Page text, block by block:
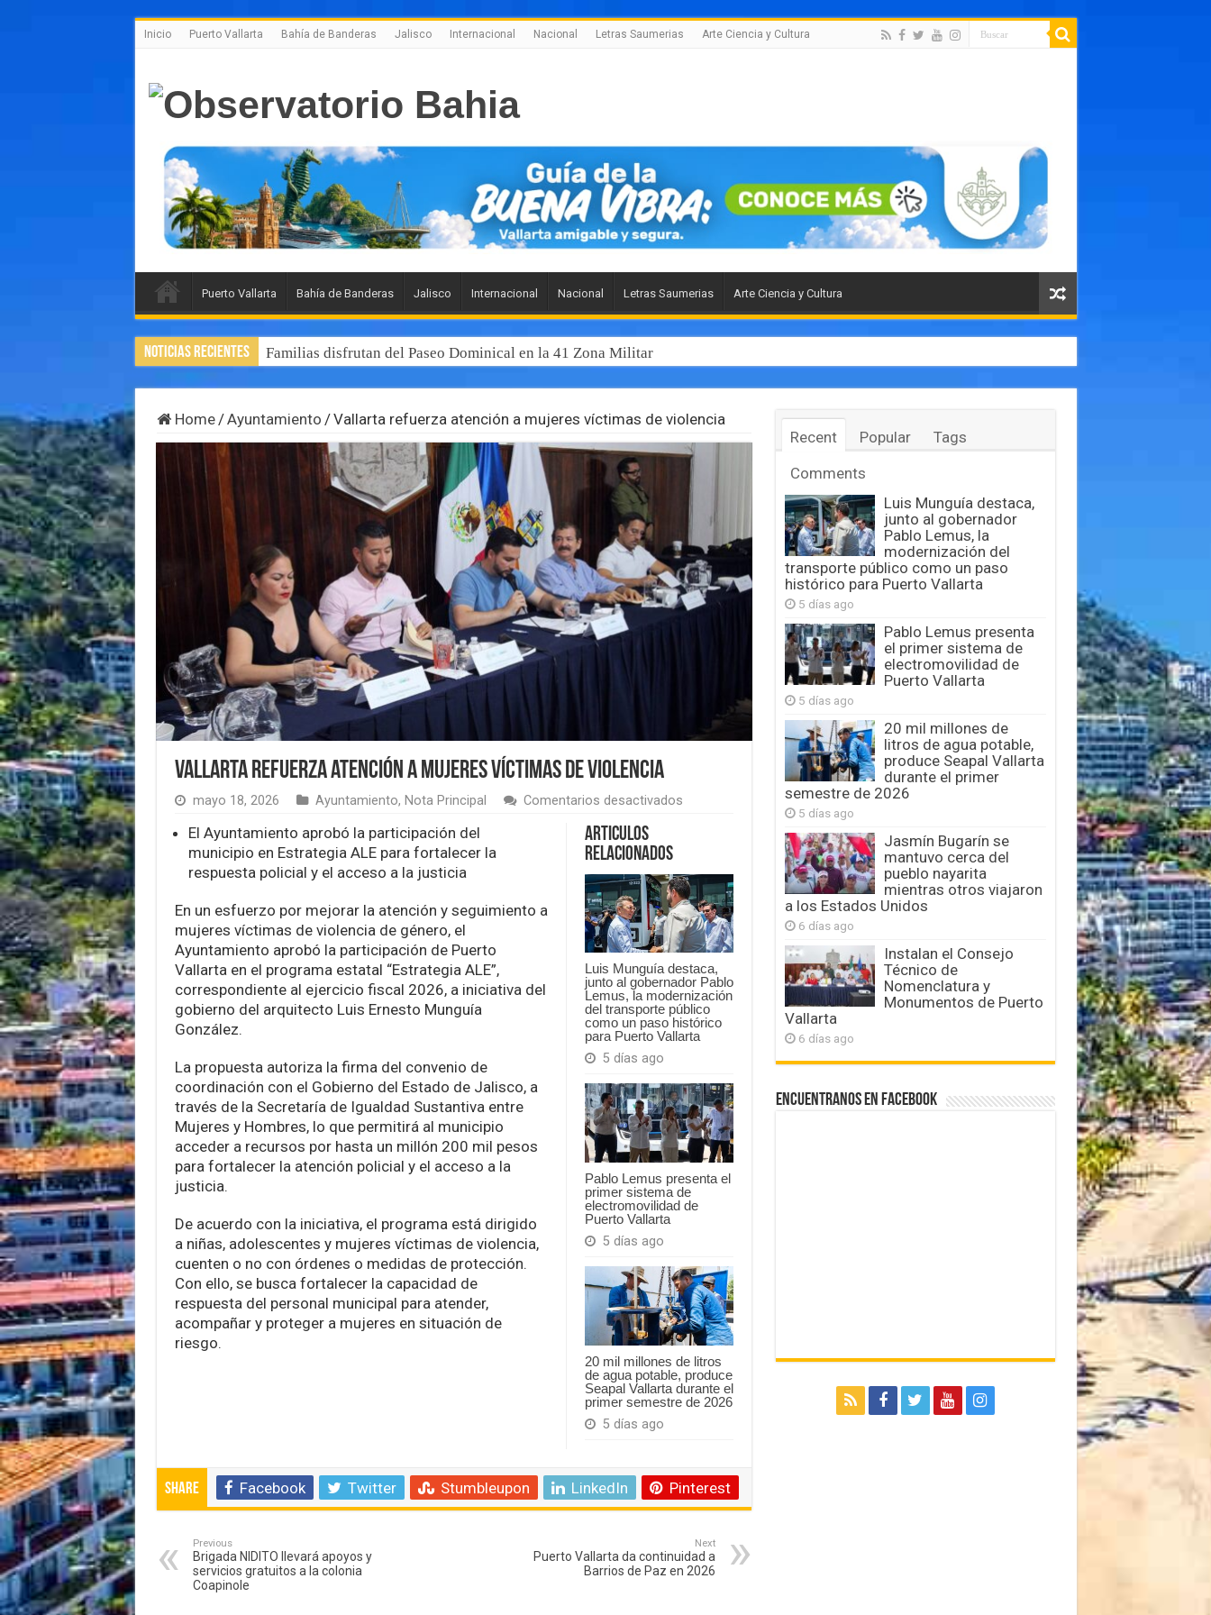
Inicio Puerto Vallarta Bahía de Banderas Jalisco Internacional Nacional Letras Saumerias Arte Ciencia y Cultura
Puerto Vallarta Bahía de Banderas Jalisco Internacional Nacional Letras Saumerias Arte Ciencia y Cultura
Noticias Recientes Familias disfrutan del Paseo Dominical en la 41 Zona Militar
Home /Ayuntamiento /Vallarta refuerza atención a mujeres víctimas de violencia
Vallarta refuerza atención a mujeres víctimas de violencia
mayo 18, 2026 Ayuntamiento, Nota Principal Comentarios desactivadosen
mujeres
víctimas
de
violencia
Articulos
Relacionados
Luis Munguía destaca,
junto al gobernador Pablo
Lemus, la modernización
del transporte público
como un paso histórico
para Puerto Vallarta
5 días ago
Pablo Lemus presenta el
primer sistema de
electromovilidad de
Puerto Vallarta
5 días ago
20 mil millones de litros
de agua potable, produce
Seapal Vallarta durante el
primer semestre de 2026
5 días ago
El Ayuntamiento aprobó la participación del
municipio en Estrategia ALE para fortalecer la
respuesta policial y el acceso a la justicia
En un esfuerzo por mejorar la atención y seguimiento a
mujeres víctimas de violencia de género, el
Ayuntamiento aprobó la participación de Puerto
Vallarta en el programa estatal “Estrategia ALE”,
correspondiente al ejercicio fiscal 2026, a iniciativa del
gobierno del arquitecto Luis Ernesto Munguía
González.
La propuesta autoriza la firma del convenio de
coordinación con el Gobierno del Estado de Jalisco, a
través de la Secretaría de Igualdad Sustantiva entre
Mujeres y Hombres, lo que permitirá al municipio
acceder a recursos por hasta un millón 200 mil pesos
para fortalecer la atención policial y el acceso a la
justicia.
De acuerdo con la iniciativa, el programa está dirigido
a niñas, adolescentes y mujeres víctimas de violencia,
cuenten o no con órdenes o medidas de protección.
Con ello, se busca fortalecer la capacidad de
respuesta del personal municipal para atender,
acompañar y proteger a mujeres en situación de
riesgo.
Share Facebook Twitter Stumbleupon LinkedIn Pinterest
Previous
Brigada NIDITO llevará apoyos y
servicios gratuitos a la colonia
Coapinole
Next
Puerto Vallarta da continuidad a
Barrios de Paz en 2026
Recent Popular
Tags
Comments
Luis Munguía destaca,
junto al gobernador
Pablo Lemus, la
modernización del
transporte público como un paso
histórico para Puerto Vallarta
5 días ago
Pablo Lemus presenta
el primer sistema de
electromovilidad de
Puerto Vallarta
5 días ago
20 mil millones de
litros de agua potable,
produce Seapal Vallarta
durante el primer
semestre de 2026
5 días ago
Jasmín Bugarín se
mantuvo cerca del
pueblo nayarita
mientras otros viajaron
a los Estados Unidos
6 días ago
Instalan el Consejo
Técnico de
Nomenclatura y
Monumentos de Puerto
Vallarta
6 días ago
Encuentranos en Facebook